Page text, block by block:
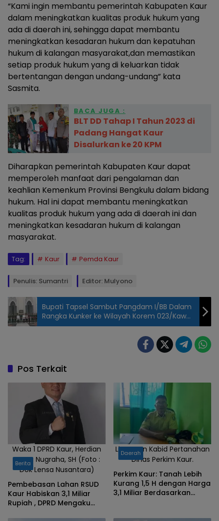
“Kami ingin membantu pemerintah Kabupaten Kaur
dalam meningkatkan kualitas produk hukum yang
ada di daerah ini, sehingga dapat membantu
meningkatkan kesadaran hukum dan kepatuhan
hukum di kalangan masyarakat,dan memastikan
setiap produk hukum yang di keluarkan tidak
bertentangan dengan undang-undang” kata
Sasmita.
BACA JUGA :
BLT DD Tahap I Tahun 2023 di
Padang Hangat Kaur
Disalurkan ke 20 KPM
Diharapkan pemerintah Kabupaten Kaur dapat
memperoleh manfaat dari pengalaman dan
keahlian Kemenkum Provinsi Bengkulu dalam bidang
hukum. Hal ini dapat membantu meningkatkan
kualitas produk hukum yang ada di daerah ini dan
meningkatkan kesadaran hukum di kalangan
masyarakat.
Tag: Kaur Pemda Kaur
Penulis: Sumantri Editor: Mulyono
Provinsi Bengkulu
Melakukan
Rapat.
Rabu,23/04/2025
(Foto :
Sumantri/Lensa
Nusantara)
Bupati Tapsel Sambut Pangdam I/BB Dalam
Rangka Kunker ke Wilayah Korem 023/Kawal
Samudera
Pos Terkait
Waka 1 DPRD Kaur, Herdian
Sapta Nugraha, SH (Foto :
Dok Lensa Nusantara)
Berita
Pembebasan Lahan RSUD
Kaur Habiskan 3,1 Miliar
Rupiah , DPRD Mengaku
Linarman Kabid Pertanahan
Dinas Perkim Kaur.
Daerah
Perkim Kaur: Tanah Lebih
Kurang 1,5 H dengan Harga
3,1 Miliar Berdasarkan